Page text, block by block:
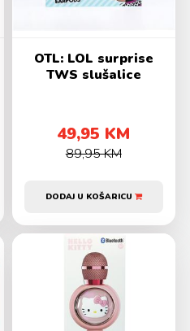
OTL: LOL surprise
TWS slušalice
49,95 KM
89,95 KM
DODAJ U KOŠARICU